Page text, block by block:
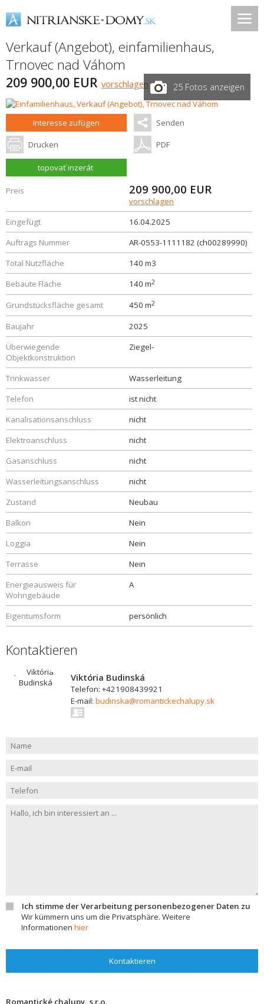
Verkauf (Angebot), einfamilienhaus,
Trnovec nad Váhom
209 900,00 EUR vorschlagen 25 Fotos anzeigen
Interesse zufügen Senden
Drucken PDF
topovať inzerát
Preis 209 900,00 EUR
vorschlagen
Eingefügt
16.04.2025
Auftrags Nummer
AR-0553-1111182 (ch00289990)
Total Nutzfläche
140 m3
Bebaute Fläche
140 m2
Grundstücksfläche gesamt 450 m2
Baujahr
2025
Überwiegende
Objektkonstruktion
Ziegel-
Trinkwasser
Wasserleitung
Telefon
ist nicht
Kanalisationsanschluss
nicht
Elektroanschluss
nicht
Gasanschluss
nicht
Wasserleitungsanschluss
nicht
Zustand
Neubau
Balkon
Nein
Loggia
Nein
Terrasse
Nein
Energieausweis für
Wohngebäude
A
Eigentumsform persönlich
Kontaktieren
Viktória Budinská
Telefon: +421908439921
E-mail: budinska@romantickechalupy.sk
Ich stimme der Verarbeitung personenbezogener Daten zu
Wir kümmern uns um die Privatsphäre. Weitere
Informationen hier
Kontaktieren
Romantické chalupy, s.r.o.